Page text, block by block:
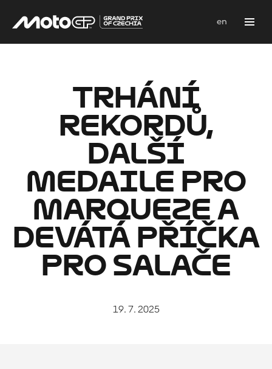
cs
en
TRHÁNÍ
REKORDŮ,
DALŠÍ
MEDAILE PRO
MARQUEZE A
DEVÁTÁ PŘÍČKA
PRO SALAČE
19. 7. 2025